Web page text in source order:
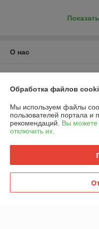
О нас
Контакты
График работы
Полная версия сайта
Сайт создан на
Обработка файлов
Мы используем файлы
пользователей портала и
рекомендаций. Вы можете
отключить их.